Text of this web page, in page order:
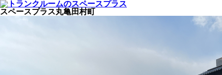
スペースプラス丸亀田村町